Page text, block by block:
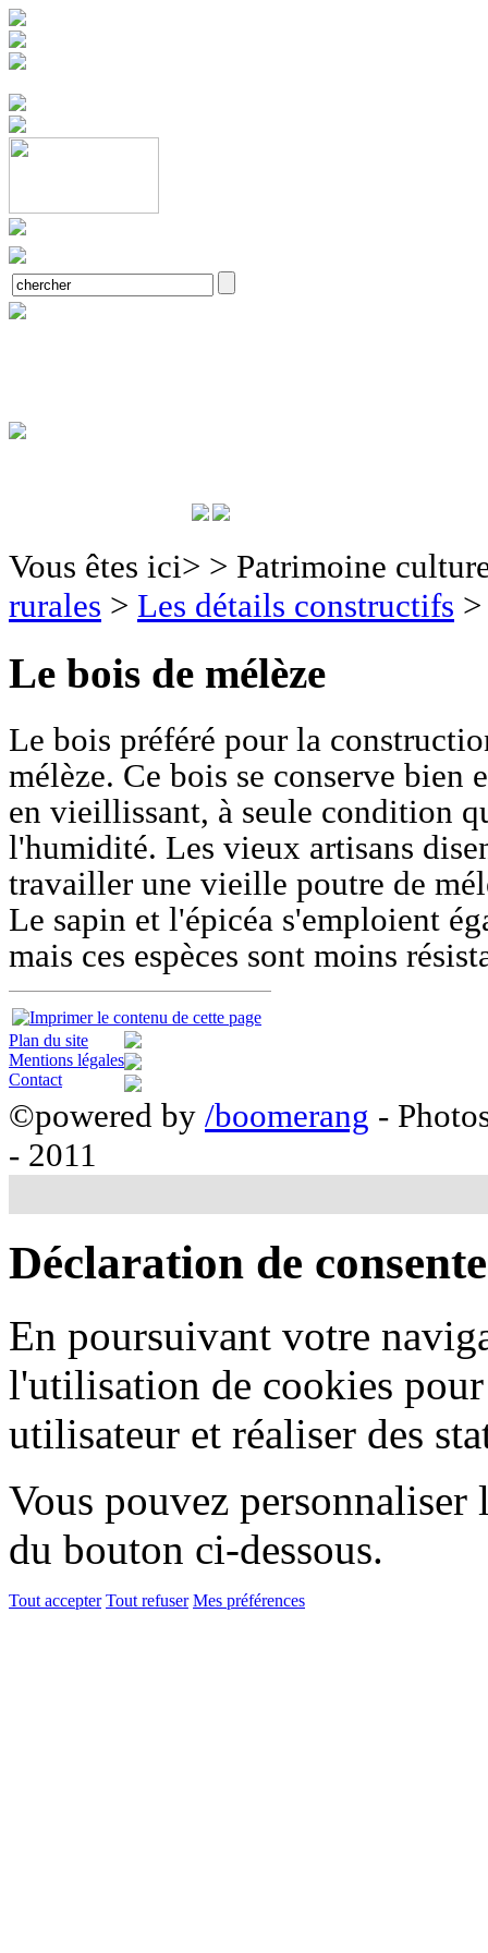
Vous êtes ici> > Patrimoine
rurales > Les détails constructifs
Le bois de mélèze
Le bois préféré pour la
mélèze. Ce bois se conserve bien
en vieillissant, à seule condition
l'humidité. Les vieux artisans
travailler une vieille poutre de
Le sapin et l'épicéa s'emploient
mais ces espèces sont moins
Plan du site
Mentions légales
Contact
©powered by /boomerang -
- 2011
Déclaration de
En poursuivant votre
l'utilisation de cookies
utilisateur et réaliser des
Vous pouvez
du bouton ci-dessous.
Tout accepter Tout refuser Mes préférences